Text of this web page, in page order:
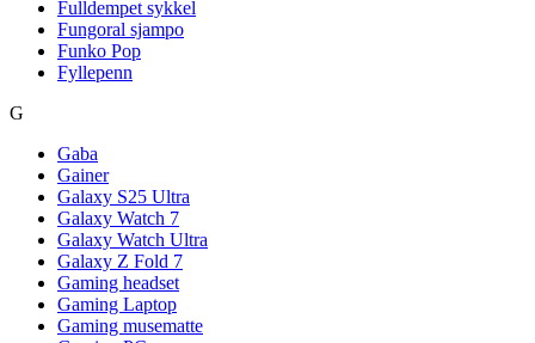
Fulldempet sykkel
Fungoral sjampo
Funko Pop
Fyllepenn
G
Gaba
Gainer
Galaxy S25 Ultra
Galaxy Watch 7
Galaxy Watch Ultra
Galaxy Z Fold 7
Gaming headset
Gaming Laptop
Gaming musematte